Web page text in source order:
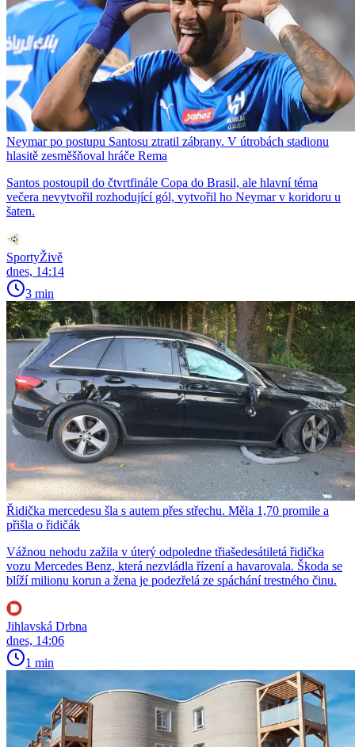
Neymar po postupu Santosu ztratil zábrany. V útrobách stadionu
hlasitě zesměšňoval hráče Rema
Santos postoupil do čtvrtfinále Copa do Brasil, ale hlavní téma
večera nevytvořil rozhodující gól, vytvořil ho Neymar v koridoru u
šaten.
SportyŽivě
dnes, 14:14
3 min
Řidička mercedesu šla s autem přes střechu. Měla 1,70 promile a
přišla o řidičák
Vážnou nehodu zažila v úterý odpoledne třiašedesátiletá řidička
vozu Mercedes Benz, která nezvládla řízení a havarovala. Škoda se
blíží milionu korun a žena je podezřelá ze spáchání trestného činu.
Jihlavská Drbna
dnes, 14:06
1 min